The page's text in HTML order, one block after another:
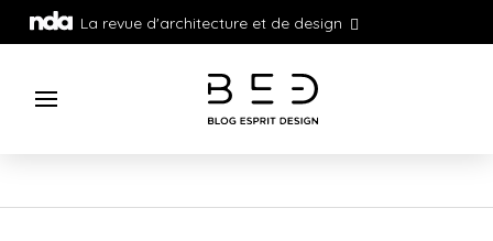
La revue d'architecture et de design